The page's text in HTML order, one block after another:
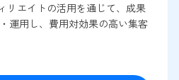
リエイトの活用を通じて、成果
運用し、費用対効果の高い集客